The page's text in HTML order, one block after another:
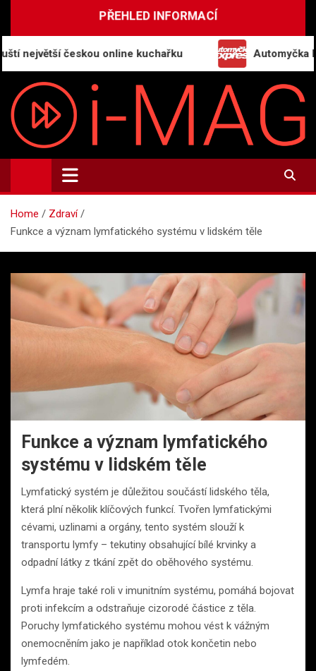
PŘEHLED INFORMACÍ
českou online kuchařku Automyčka
i-MAG.CZ
Informační magazín | Public Relations
Home
Zdraví
Funkce a význam lymfatického systému v lidském těle
Funkce a význam lymfatického
systému v lidském těle
Lymfatický systém je důležitou součástí lidského těla,
která plní několik klíčových funkcí. Tvořen lymfatickými
cévami, uzlinami a orgány, tento systém slouží k
transportu lymfy – tekutiny obsahující bílé krvinky a
odpadní látky z tkání zpět do oběhového systému.
Lymfa hraje také roli v imunitním systému, pomáhá bojovat
proti infekcím a odstraňuje cizorodé částice z těla.
Poruchy lymfatického systému mohou vést k vážným
onemocněním jako je například otok končetin nebo
lymfedém.